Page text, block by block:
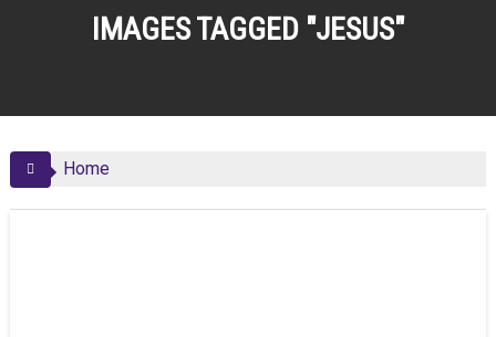
IMAGES TAGGED "JESUS"
Home